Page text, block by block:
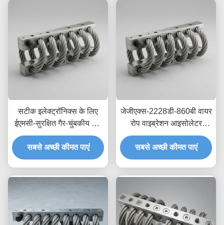
सटीक इलेक्ट्रॉनिक्स के लिए
ईएमसी-सुरक्षित गैर-चुंबकीय तार
रस्सी आइसोलेटर JGX-
2228D-665B क्षणिक शॉक
डिसिपेशन माउंट
सबसे अच्छी कीमत पाएं
जेजीएक्स-2228डी-860बी वायर
रोप वाइब्रेशन आइसोलेटर
स्टेनलेस स्टील लंबी सेवा जीवन
औद्योगिक शॉक एब्जॉर्बर
सबसे अच्छी कीमत पाएं